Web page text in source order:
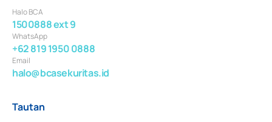
Halo BCA
1500888 ext 9
WhatsApp
+62 819 1950 0888
Email
halo@bcasekuritas.id
Tautan